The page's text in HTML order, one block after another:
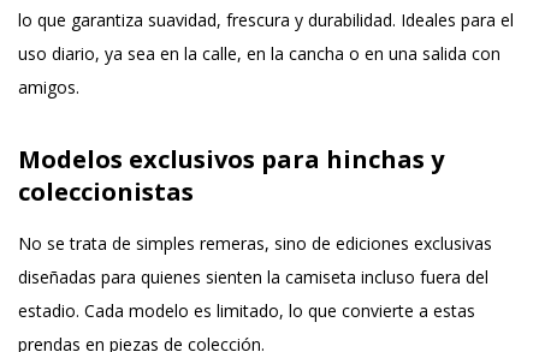
lo que garantiza suavidad, frescura y durabilidad. Ideales para el
uso diario, ya sea en la calle, en la cancha o en una salida con
amigos.
Modelos exclusivos para hinchas y
coleccionistas
No se trata de simples remeras, sino de ediciones exclusivas
diseñadas para quienes sienten la camiseta incluso fuera del
estadio. Cada modelo es limitado, lo que convierte a estas
prendas en piezas de colección.